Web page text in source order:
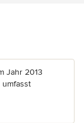
Jahr 2013